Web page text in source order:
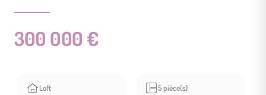
300 000 €
Loft 5 pièce(s)